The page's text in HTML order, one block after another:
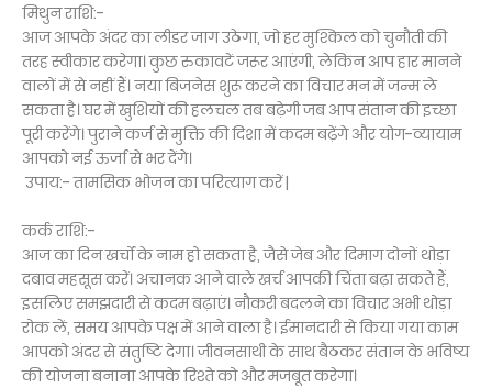
मिथुन राशि:-
आज आपके अंदर का लीडर जाग उठेगा, जो हर मुश्किल को चुनौती की
तरह स्वीकार करेगा। कुछ रुकावटें जरूर आएंगी, लेकिन आप हार मानने
वालों में से नहीं हैं। नया बिजनेस शुरू करने का विचार मन में जन्म ले
सकता है। घर में खुशियों की हलचल तब बढ़ेगी जब आप संतान की इच्छा
पूरी करेंगे। पुराने कर्ज से मुक्ति की दिशा में कदम बढ़ेंगे और योग-व्यायाम
आपको नई ऊर्जा से भर देंगे।
उपाय:- तामसिक भोजन का परित्याग करें |
कर्क राशि:-
आज का दिन खर्चों के नाम हो सकता है, जैसे जेब और दिमाग दोनों थोड़ा
दबाव महसूस करें। अचानक आने वाले खर्च आपकी चिंता बढ़ा सकते हैं,
इसलिए समझदारी से कदम बढ़ाएं। नौकरी बदलने का विचार अभी थोड़ा
रोक लें, समय आपके पक्ष में आने वाला है। ईमानदारी से किया गया काम
आपको अंदर से संतुष्टि देगा। जीवनसाथी के साथ बैठकर संतान के भविष्य
की योजना बनाना आपके रिश्ते को और मजबूत करेगा।